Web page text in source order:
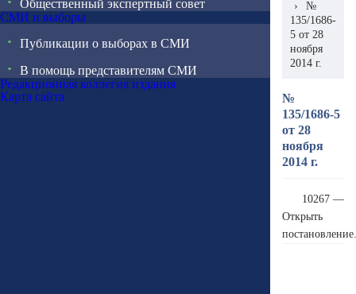
Общественный экспертный совет
СМИ и выборы
Публикации о выборах в СМИ
В помощь представителям СМИ
Редакционная коллегия издания
Карта сайта
›
№
135/1686-
5 от 28
ноября
2014 г.
№
135/1686-5
от 28
ноября
2014 г.
10267 —
Открыть